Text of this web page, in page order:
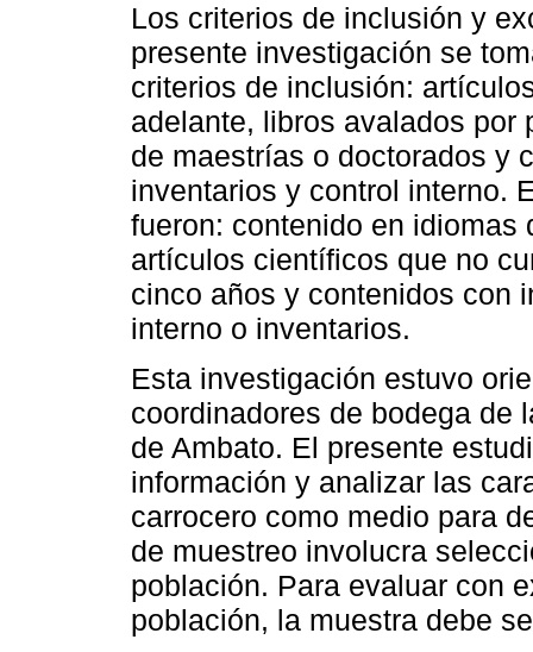
Los criterios de inclusión y
presente investigación se
criterios de inclusión:
adelante, libros avalados
de maestrías o doctorados y
inventarios y control interno.
fueron: contenido en
artículos científicos que no
cinco años y contenidos con
interno o inventarios.
Esta investigación estuvo
coordinadores de bodega de
de Ambato. El presente
información y analizar las
carrocero como medio para
de muestreo involucra
población. Para evaluar con
población, la muestra debe